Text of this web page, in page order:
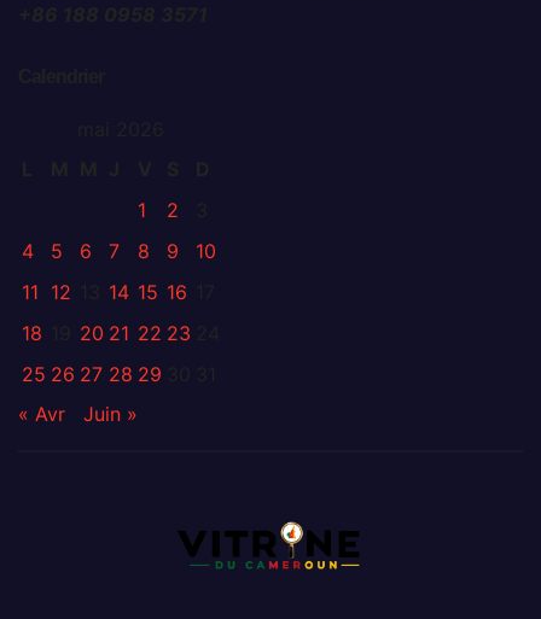
1
2
4
5 6 7 8 9
10
11 12 14 15 16
18
20 21 22 23
25 26 27 28 29
« Avr
Juin »